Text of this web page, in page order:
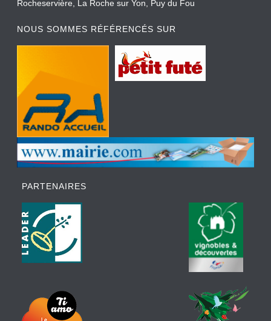
Rocheservière, La Roche sur Yon, Puy du Fou
NOUS SOMMES RÉFÉRENCÉS SUR
PARTENAIRES